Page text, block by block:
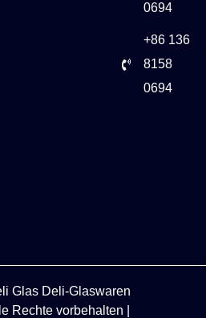
0694
+86 136
8158
0694
Glas Deli-Glaswaren
Rechte vorbehalten |